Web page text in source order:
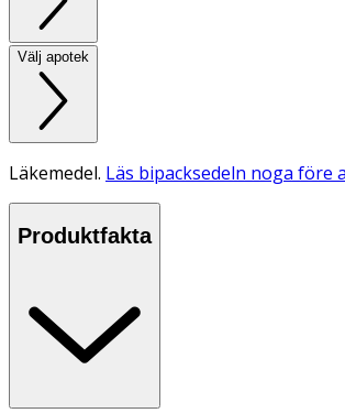
Välj apotek
Läkemedel. Läs bipacksedeln noga före
Produktfakta